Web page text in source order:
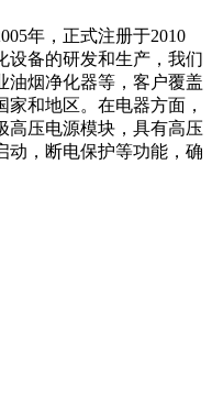
年，正式注册于2010
设备的研发和生产，我们
油烟净化器等，客户覆盖
和地区。在电器方面，
高压电源模块，具有高压
动，断电保护等功能，确